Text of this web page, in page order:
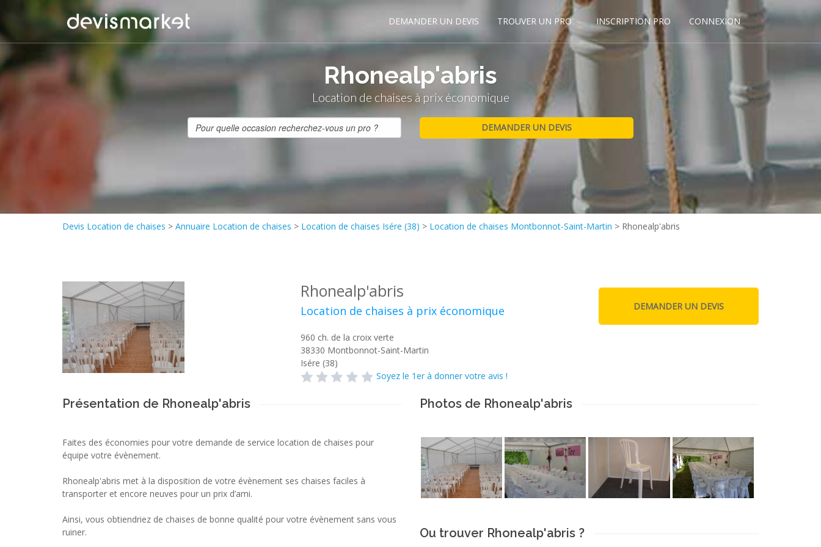
DEMANDER UN DEVIS TROUVER UN PRO INSCRIPTION PRO CONNEXION
Rhonealp'abris
Location de chaises à prix économique
Devis Location de chaises > Annuaire Location de chaises > Location de chaises Isére (38) > Location de chaises Montbonnot-Saint-Martin > Rhonealp'abris
Rhonealp'abris
Location de chaises à prix économique
960 ch. de la croix verte
38330 Montbonnot-Saint-Martin
Isére (38)
Soyez le 1er à donner votre avis !
Présentation de Rhonealp'abris
Faites des économies pour votre demande de service location de chaises pour
équipe votre évènement.
Rhonealp'abris met à la disposition de votre évènement ses chaises faciles à
transporter et encore neuves pour un prix d’ami.
Ainsi, vous obtiendriez de chaises de bonne qualité pour votre évènement sans vous
ruiner.
Photos de Rhonealp'abris
Ou trouver Rhonealp'abris ?